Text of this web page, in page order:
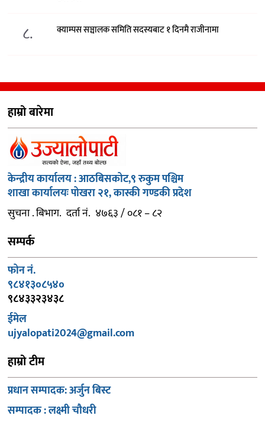
८. क्याम्पस सञ्चालक समिति सदस्यबाट १ दिनमै राजीनामा
हाम्रो बारेमा
केन्द्रीय कार्यालय : आठबिसकोट,९ रुकुम पश्चिम
शाखा कार्यालयः पोखरा २१, कास्की गण्डकी प्रदेश
सुचना . बिभाग. दर्ता नं. ४७६३ / ०८१ – ८२
सम्पर्क
फोन नं.
९८४१३०८५४०
९८४३३२३४३८
ईमेल
ujyalopati2024@gmail.com
हाम्रो टीम
प्रधान सम्पादक: अर्जुन बिस्ट
सम्पादक : लक्ष्मी चौधरी